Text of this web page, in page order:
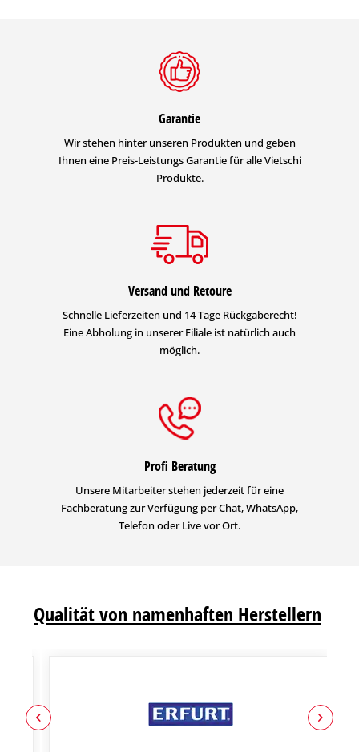
Garantie
Wir stehen hinter unseren Produkten und geben
Ihnen eine Preis-Leistungs Garantie für alle Vietschi
Produkte.
Versand und Retoure
Schnelle Lieferzeiten und 14 Tage Rückgaberecht!
Eine Abholung in unserer Filiale ist natürlich auch
möglich.
Profi Beratung
Unsere Mitarbeiter stehen jederzeit für eine
Fachberatung zur Verfügung per Chat, WhatsApp,
Telefon oder Live vor Ort.
Qualität von namenhaften Herstellern